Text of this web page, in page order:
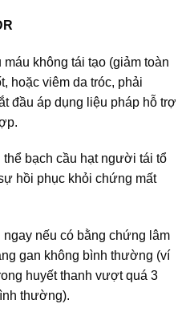
không tái tạo (giảm toàn
hoặc viêm da tróc, phải
đầu áp dụng liệu pháp hỗ trợ
thể bạch cầu hạt người tái tổ
hồi phục khỏi chứng mất
nếu có bằng chứng lâm
gan không bình thường (ví
huyết thanh vượt quá 3
thường).